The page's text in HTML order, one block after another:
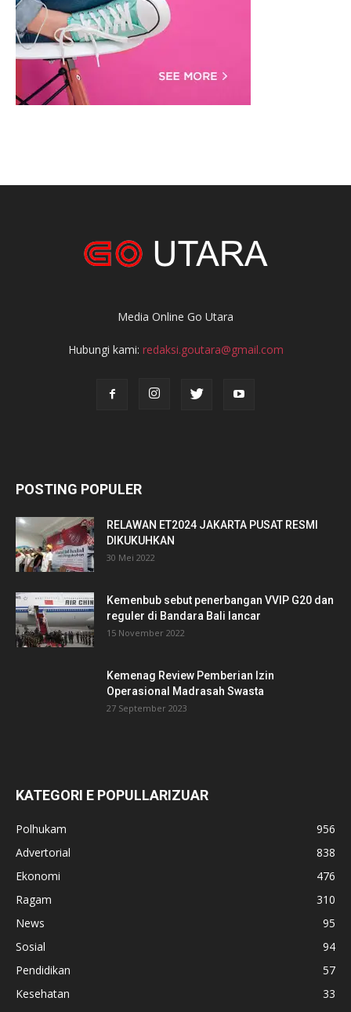
Media Online Go Utara
Hubungi kami: redaksi.goutara@gmail.com
POSTING POPULER
RELAWAN ET2024 JAKARTA PUSAT RESMI
DIKUKUHKAN
30 Mei 2022
Kemenbub sebut penerbangan VVIP G20 dan
reguler di Bandara Bali lancar
15 November 2022
Kemenag Review Pemberian Izin
Operasional Madrasah Swasta
27 September 2023
KATEGORI E POPULLARIZUAR
Polhukam
956
Advertorial
838
Ekonomi
476
Ragam
310
News
95
Sosial
94
Pendidikan
57
Kesehatan
33